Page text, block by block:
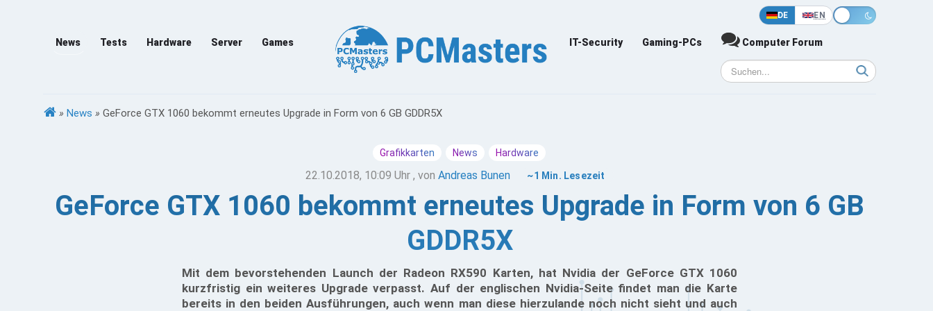
DE EN
News Tests Hardware Server Games IT-Security Gaming-PCs Computer Forum
» News » GeForce GTX 1060 bekommt erneutes Upgrade in Form von 6 GB GDDR5X
Grafikkarten News Hardware
22.10.2018, 10:09 Uhr , vonAndreas Bunen ~1 Min. Lesezeit
GeForce GTX 1060 bekommt erneutes Upgrade in Form von 6 GB
GDDR5X
Mit dem bevorstehenden Launch der Radeon RX590 Karten, hat Nvidia der GeForce GTX 1060
kurzfristig ein weiteres Upgrade verpasst. Auf der englischen Nvidia-Seite findet man die Karte
bereits in den beiden Ausführungen, auch wenn man diese hierzulande noch nicht sieht und auch